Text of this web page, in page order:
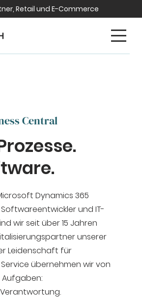
Retail und E-Commerce
Central
Dynamics 365
und IT-
wir seit über 15 Jahren
unserer
Leidenschaft für
übernehmen wir von
Aufgaben: